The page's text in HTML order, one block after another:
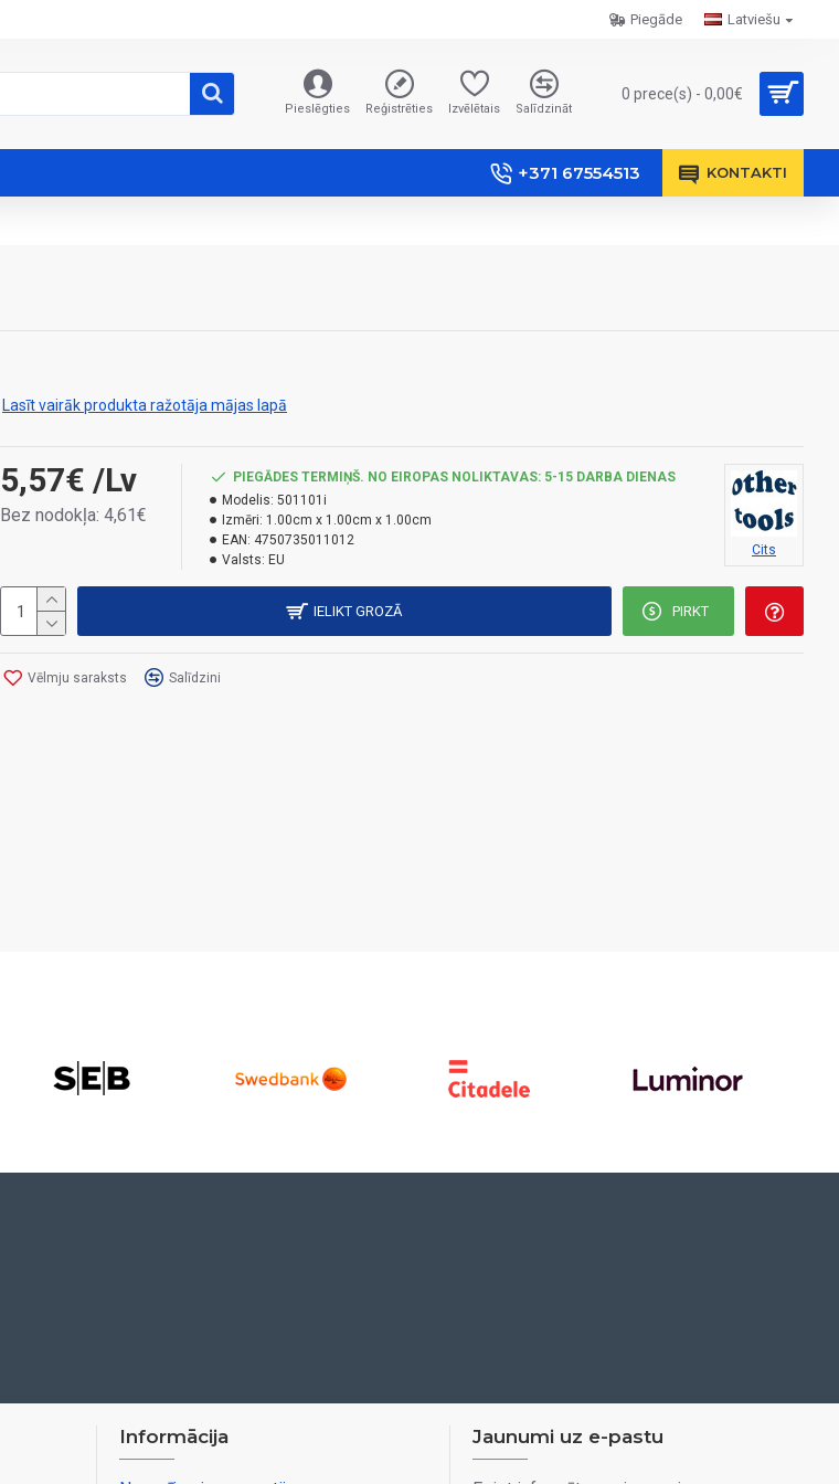
Latviešu
Piegāde
Pieslēgties Reģistrēties Izvēlētais Salīdzināt
0 prece(s) - 0,00€
+371 67554513 KONTAKTI
Lasīt vairāk produkta ražotāja mājas lapā
5,57€ /Lv
Bez nodokļa: 4,61€
PIEGĀDES TERMIŅŠ. NO EIROPAS NOLIKTAVAS: 5-15 DARBA DIENAS
Modelis: 501101i
Izmēri: 1.00cm x 1.00cm x 1.00cm
EAN: 4750735011012
Valsts: EU
Cits
IELIKT GROZĀ PIRKT
Vēlmju saraksts Salīdzini
Informācija Jaunumi uz e-pastu